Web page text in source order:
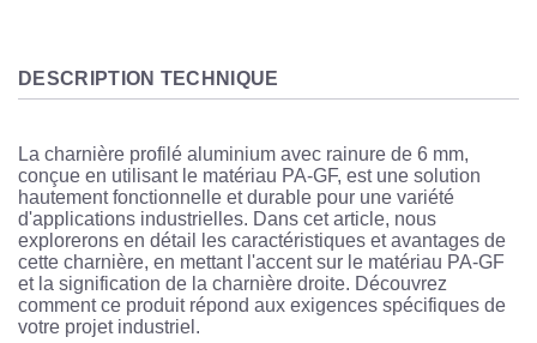
DESCRIPTION TECHNIQUE
La charnière profilé aluminium avec rainure de 6 mm,
conçue en utilisant le matériau PA-GF, est une solution
hautement fonctionnelle et durable pour une variété
d'applications industrielles. Dans cet article, nous
explorerons en détail les caractéristiques et avantages de
cette charnière, en mettant l'accent sur le matériau PA-GF
et la signification de la charnière droite. Découvrez
comment ce produit répond aux exigences spécifiques de
votre projet industriel.